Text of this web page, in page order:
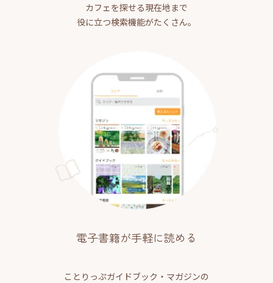
カフェを探せる現在地まで
役に立つ検索機能がたくさん。
電子書籍が手軽に読める
ことりっぷガイドブック・マガジンの